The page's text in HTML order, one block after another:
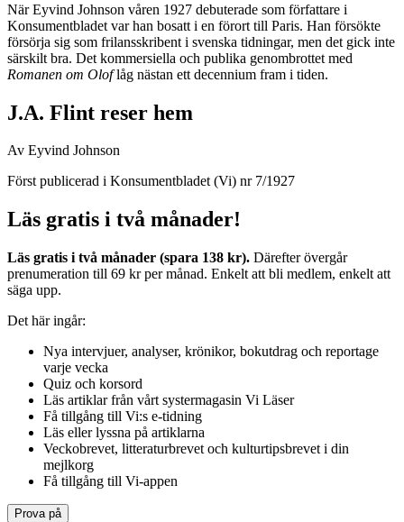
När Eyvind Johnson våren 1927 debuterade som författare i
Konsumentbladet var han bosatt i en förort till Paris. Han försökte
försörja sig som frilansskribent i svenska tidningar, men det gick inte
särskilt bra. Det kommersiella och publika genombrottet med
Romanen om Oloflåg nästan ett decennium fram i tiden.
J.A. Flint reser hem
Av Eyvind Johnson
Först publicerad i Konsumentbladet (Vi) nr 7/1927
Läs gratis i två månader!
Läs gratis i två månader (spara 138 kr). Därefter övergår
prenumeration till 69 kr per månad. Enkelt att bli medlem, enkelt att
säga upp.
Det här ingår:
Nya intervjuer, analyser, krönikor, bokutdrag och reportage
varje vecka
Quiz och korsord
Läs artiklar från vårt systermagasin Vi Läser
Få tillgång till Vi:s e-tidning
Läs eller lyssna på artiklarna
Veckobrevet, litteraturbrevet och kulturtipsbrevet i din
mejlkorg
Få tillgång till Vi-appen
Prova på